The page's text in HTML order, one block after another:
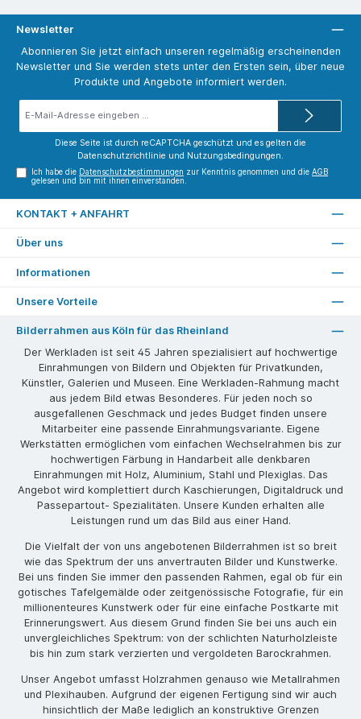
Newsletter
Abonnieren Sie jetzt einfach unseren regelmäßig erscheinenden
Newsletter und Sie werden stets unter den Ersten sein, über neue
Produkte und Angebote informiert werden.
Diese Seite ist durch reCAPTCHA geschützt und es gelten die
Datenschutzrichtlinie und Nutzungsbedingungen.
Ich habe die Datenschutzbestimmungen zur Kenntnis genommen und dieAGB
gelesen und bin mit ihnen einverstanden.
KONTAKT + ANFAHRT
Über uns
Informationen
Unsere Vorteile
Bilderrahmen aus Köln für das Rheinland
Der Werkladen ist seit 45 Jahren spezialisiert auf hochwertige
Einrahmungen von Bildern und Objekten für Privatkunden,
Künstler, Galerien und Museen. Eine Werkladen-Rahmung macht
aus jedem Bild etwas Besonderes. Für jeden noch so
ausgefallenen Geschmack und jedes Budget finden unsere
Mitarbeiter eine passende Einrahmungsvariante. Eigene
Werkstätten ermöglichen vom einfachen Wechselrahmen bis zur
hochwertigen Färbung in Handarbeit alle denkbaren
Einrahmungen mit Holz, Aluminium, Stahl und Plexiglas. Das
Angebot wird komplettiert durch Kaschierungen, Digitaldruck und
Passepartout- Spezialitäten. Unsere Kunden erhalten alle
Leistungen rund um das Bild aus einer Hand.
Die Vielfalt der von uns angebotenen Bilderrahmen ist so breit
wie das Spektrum der uns anvertrauten Bilder und Kunstwerke.
Bei uns finden Sie immer den passenden Rahmen, egal ob für ein
gotisches Tafelgemälde oder zeitgenössische Fotografie, für ein
millionenteures Kunstwerk oder für eine einfache Postkarte mit
Erinnerungswert. Aus diesem Grund finden Sie bei uns auch ein
unvergleichliches Spektrum: von der schlichten Naturholzleiste
bis hin zum stark verzierten und vergoldeten Barockrahmen.
Unser Angebot umfasst Holzrahmen genauso wie Metallrahmen
und Plexihauben. Aufgrund der eigenen Fertigung sind wir auch
hinsichtlich der Maße lediglich an konstruktive Grenzen